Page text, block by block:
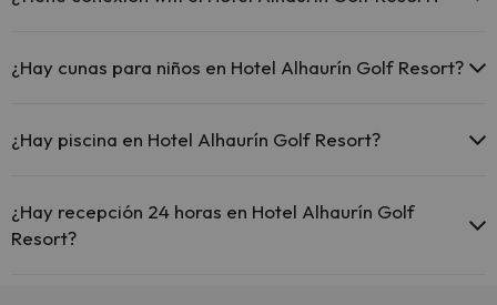
¿Hay cunas para niños en Hotel Alhaurín Golf Resort?
(solicítalo antes de iniciar tu viaje).
¿Hay piscina en Hotel Alhaurín Golf Resort?
de pago) Aquí tienes más info sobre la piscina y otras instalaciones.
¿Hay recepción 24 horas en Hotel Alhaurín Golf
Resort?